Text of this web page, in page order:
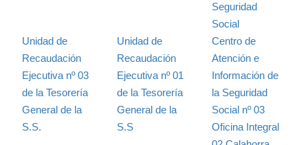
Seguridad
Social
Unidad de
Recaudación
Ejecutiva nº 03
de la Tesorería
General de la
S.S.
Unidad de
Recaudación
Ejecutiva nº 01
de la Tesorería
General de la
S.S
Centro de
Atención e
Información de
la Seguridad
Social nº 03
Oficina Integral